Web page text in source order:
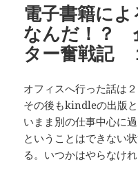
電子書籍に
なんだ！？
ター奮戦記
オフィスへ行った話は２
その後もkindleの出版
いまま別の仕事中心に
ということはできない
る。いつかはやらなけれ